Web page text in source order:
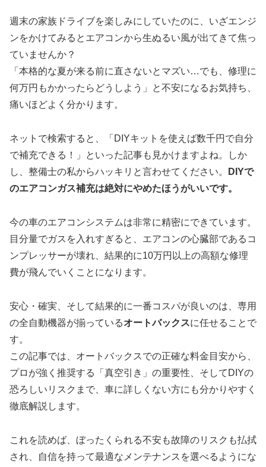
週末の家族ドライブを楽しみにしていたのに、いざエンジ
ンをかけてみるとエアコンから生ぬるい風が出てきて焦っ
ていませんか？
「本格的な夏が来る前に直さないとマズい…でも、修理に
何万円もかかったらどうしよう」と不安になるお気持ち、
痛いほどよく分かります。
ネットで検索すると、「DIYキットを使えば数千円で自分
で補充できる！」といった記事も見かけますよね。しか
し、整備士の私からハッキリと言わせてください。
DIYで
のエアコンガス補充は絶対にやめたほうがいいです。
今の車のエアコンシステムは非常に精密にできています。
目分量でガスを入れすぎると、エアコンの心臓部であるコ
ンプレッサーが壊れ、結果的に10万円以上の高額な修理
費が飛んでいくことになります。
安心・確実、そして結果的に一番コスパが良いのは、専用
の全自動機器が揃っているオートバックスに任せることで
す。
この記事では、オートバックスでの正確な料金目安から、
プロが強く推奨する「真空引き」の重要性、そしてDIYの
恐ろしいリスクまで、車に詳しくない方にも分かりやすく
徹底解説します。
これを読めば、ぼったくられる不安も故障のリスクも払拭
され、自信を持って最適なメンテナンスを選べるようにな